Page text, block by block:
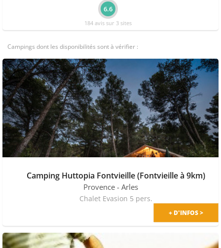
6.6
184 avis sur 3 sites
Campings dont les disponibilités sont à vérifier :
Camping Huttopia Fontvieille (Fontvieille à 9km)
Provence - Arles
Chalet Evasion 5 pers.
+ D'INFOS >